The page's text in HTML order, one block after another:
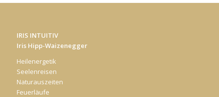
IRIS INTUITIV
Iris Hipp-Waizenegger
Heilenergetik
Seelenreisen
Naturauszeiten
Feuerläufe